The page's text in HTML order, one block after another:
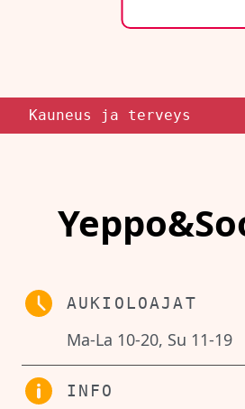
Kauneus ja terveys
AUKIOLOAJAT
Ma-La 10-20, Su 11-19
INFO